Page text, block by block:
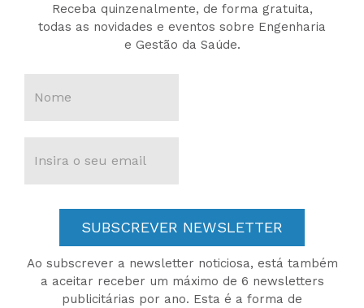
Receba quinzenalmente, de forma gratuita,
todas as novidades e eventos sobre Engenharia
e Gestão da Saúde.
SUBSCREVER NEWSLETTER
Ao subscrever a newsletter noticiosa, está também
a aceitar receber um máximo de 6 newsletters
publicitárias por ano. Esta é a forma de